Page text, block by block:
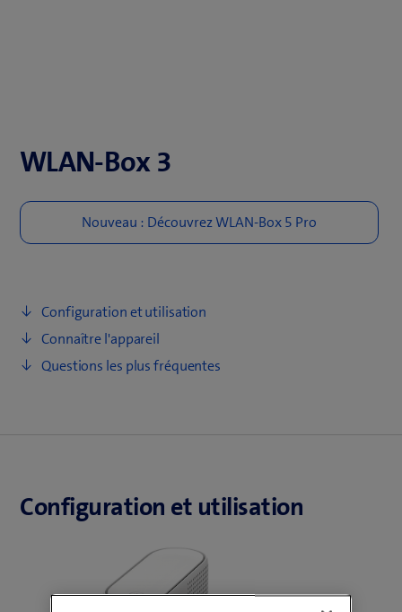
WLAN-Box 3
​Configuration et utilisation
Connaître l'appareil
Questions les plus fréquentes
Configuration et utilisation